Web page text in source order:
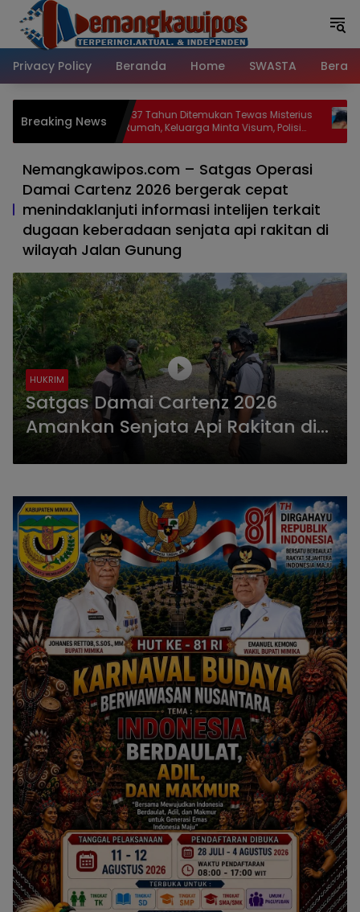
Langsung
konten
Privacy Policy
Beranda Home SWASTA
Breaking News
Tewas Misterius
Minta Visum, Polisi
Kematian
Bidan Puskesmas Mapurjaya Terluka
Usai Ambulans Dilempari Batu, Pelaku
Diduga Kelompok Mabuk di Jalan
Nemangkawipos.com – Satgas Operasi
Damai Cartenz 2026 bergerak cepat
menindaklanjuti informasi intelijen terkait
dugaan keberadaan senjata api rakitan di
wilayah Jalan Gunung
HUKRIM
Satgas Damai Cartenz 2026
Amankan Senjata Api Rakitan di